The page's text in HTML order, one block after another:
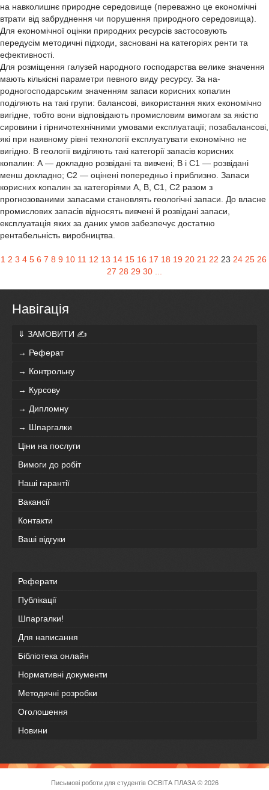
на навколишнє природне середовище (переважно це економічні
втрати від забруднення чи порушення природного середовища).
Для економічної оцінки природних ресурсів застосовують
передусім методичні підходи, засновані на категоріях ренти та
ефективності.
Для розміщення галузей народного господарства велике значення
мають кількісні параметри певного виду ресурсу. За на-
родногосподарським значенням запаси корисних копалин
поділяють на такі групи: балансові, використання яких економічно
вигідне, тобто вони відповідають промисловим вимогам за якістю
сировини і гірничотехнічними умовами експлуатації; позабалансові,
які при наявному рівні технології експлуатувати економічно не
вигідно. В геології виділяють такі категорії запасів корисних
копалин: А — докладно розвідані та вивчені; В і С1 — розвідані
менш докладно; С2 — оцінені попередньо і приблизно. Запаси
корисних копалин за категоріями А, В, С1, С2 разом з
прогнозованими запасами становлять геологічні запаси. До власне
промислових запасів відносять вивчені й розвідані запаси,
експлуатація яких за даних умов забезпечує достатню
рентабельність виробництва.
1 2 3 4 5 6 7 8 9 10 11 12 13 14 15 16 17 18 19 20 21 22 23 24 25 26
27 28 29 30
Навігація
⇓ ЗАМОВИТИ ✍
→ Реферат
→ Контрольну
→ Курсову
→ Дипломну
→ Шпаргалки
Ціни на послуги
Вимоги до робіт
Наші гарантії
Вакансії
Контакти
Ваші відгуки
Реферати
Публікації
Шпаргалки!
Для написання
Бібліотека онлайн
Нормативні документи
Методичні розробки
Оголошення
Новини
Письмові роботи для студентів ОСВІТА ПЛАЗА© 2026